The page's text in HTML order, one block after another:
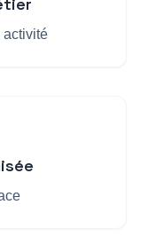
activité